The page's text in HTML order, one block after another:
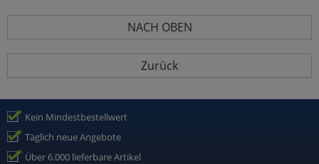
NACH OBEN
Zurück
Kein Mindestbestellwert
Täglich neue Angebote
Über 6.000 lieferbare Artikel